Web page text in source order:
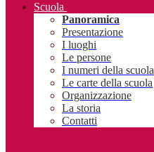
Scuola
Panoramica
Presentazione
I luoghi
Le persone
I numeri della scuola
Le carte della scuola
Organizzazione
La storia
Contatti